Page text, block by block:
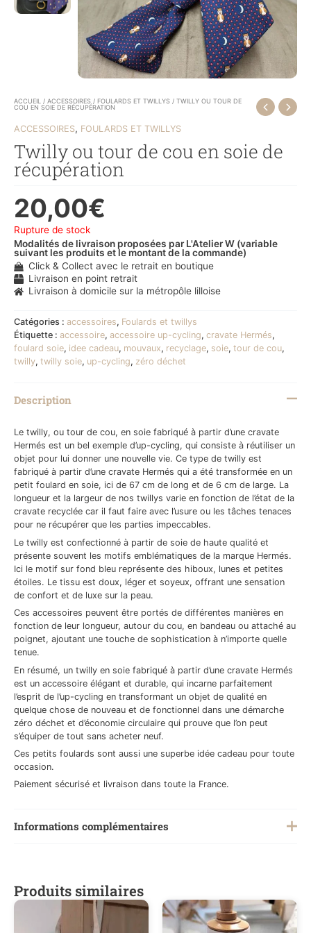
ACCUEIL / ACCESSOIRES / FOULARDS ET TWILLYS / TWILLY OU TOUR DE
COU EN SOIE DE RÉCUPÉRATION
ACCESSOIRES, FOULARDS ET TWILLYS
Twilly ou tour de cou en soie de
récupération
20,00€
Rupture de stock
Modalités de livraison proposées par L'Atelier W (variable
suivant les produits et le montant de la commande)
Click & Collect avec le retrait en boutique
Livraison en point retrait
Livraison à domicile sur la métropôle lilloise
Catégories : accessoires, Foulards et twillys
Étiquette : accessoire, accessoire up-cycling, cravate Hermés,
foulard soie, idee cadeau, mouvaux, recyclage, soie, tour de cou,
twilly, twilly soie, up-cycling, zéro déchet
Description
Le twilly, ou tour de cou, en soie fabriqué à partir d’une cravate
Hermés est un bel exemple d’up-cycling, qui consiste à réutiliser un
objet pour lui donner une nouvelle vie. Ce type de twilly est
fabriqué à partir d’une cravate Hermés qui a été transformée en un
petit foulard en soie, ici de 67 cm de long et de 6 cm de large. La
longueur et la largeur de nos twillys varie en fonction de l’état de la
cravate recyclée car il faut faire avec l’usure ou les tâches tenaces
pour ne récupérer que les parties impeccables.
Le twilly est confectionné à partir de soie de haute qualité et
présente souvent les motifs emblématiques de la marque Hermés.
Ici le motif sur fond bleu représente des hiboux, lunes et petites
étoiles. Le tissu est doux, léger et soyeux, offrant une sensation
de confort et de luxe sur la peau.
Ces accessoires peuvent être portés de différentes manières en
fonction de leur longueur, autour du cou, en bandeau ou attaché au
poignet, ajoutant une touche de sophistication à n’importe quelle
tenue.
En résumé, un twilly en soie fabriqué à partir d’une cravate Hermés
est un accessoire élégant et durable, qui incarne parfaitement
l’esprit de l’up-cycling en transformant un objet de qualité en
quelque chose de nouveau et de fonctionnel dans une démarche
zéro déchet et d’économie circulaire qui prouve que l’on peut
s’équiper de tout sans acheter neuf.
Ces petits foulards sont aussi une superbe idée cadeau pour toute
occasion.
Paiement sécurisé et livraison dans toute la France.
Informations complémentaires
Produits similaires